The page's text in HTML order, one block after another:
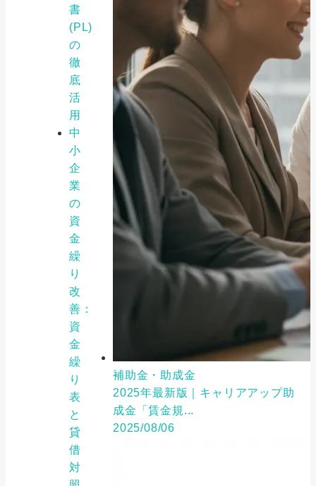
書
(PL)
の
徹
底
活
用
中
小
企
業
の
資
金
繰
り
改
善：
資
金
繰
り
表
と
貸
借
対
補助金・助成金
2025年最新版｜キャリアアップ助
成金「賃金規...
2025/08/06